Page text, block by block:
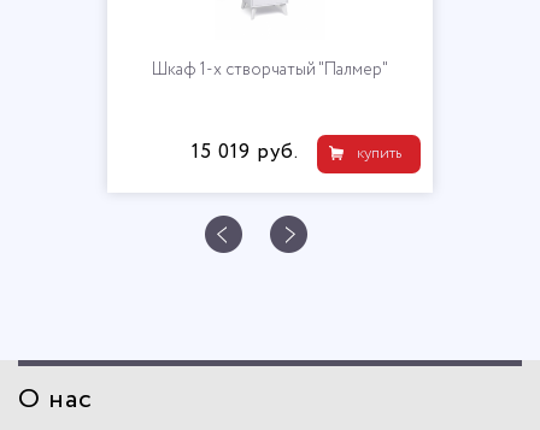
Шкаф 1-х створчатый "Палмер"
купить
15 019 руб.
О нас